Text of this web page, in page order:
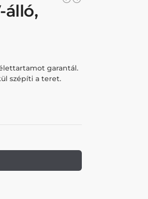
álló,
garantál.
szépíti a teret.